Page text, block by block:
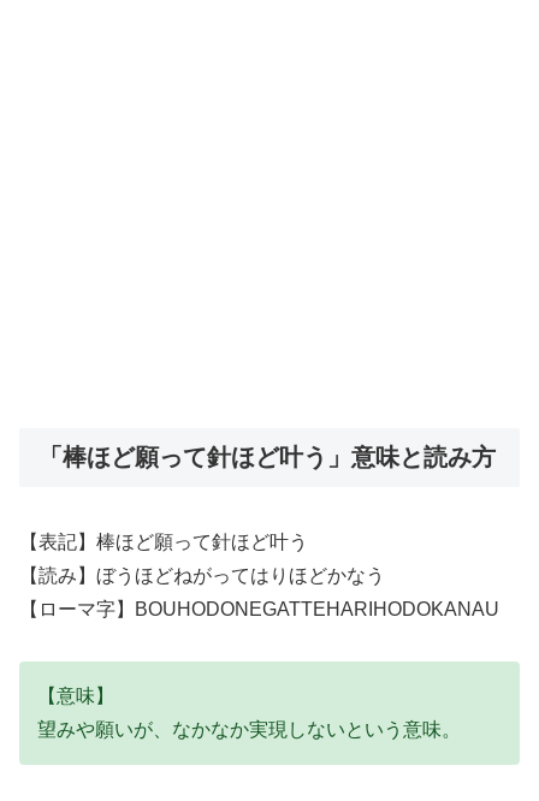
「棒ほど願って針ほど叶う」意味と読み方
【表記】棒ほど願って針ほど叶う
【読み】ぼうほどねがってはりほどかなう
【ローマ字】BOUHODONEGATTEHARIHODOKANAU
【意味】
望みや願いが、なかなか実現しないという意味。